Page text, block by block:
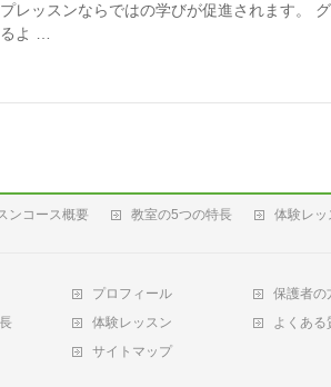
レッスンならではの学びが促進されます。
よ …
ンコース概要 教室の5つの特長 体験レッ
プロフィール 保護者の
体験レッスン よくある
サイトマップ